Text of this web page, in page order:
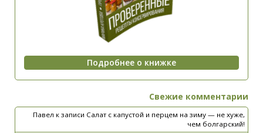
Свежие комментарии
Павел к записи Салат с капустой и перцем на зиму — не хуже,
чем болгарский!